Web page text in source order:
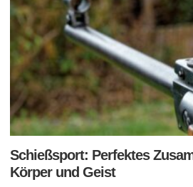
Schießsport: Perfektes
Körper und Geist